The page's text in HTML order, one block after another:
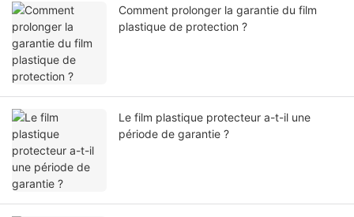
Comment prolonger la garantie du film
plastique de protection ?
Le film plastique protecteur a-t-il une
période de garantie ?